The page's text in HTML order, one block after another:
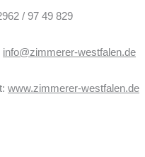
/ 97 49 829
info@zimmerer-westfalen.de
www.zimmerer‐westfalen.de